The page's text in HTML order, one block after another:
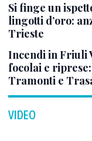
Si finge un
lingotti d’oro:
Trieste
Incendi in Friuli
focolai e
Tramonti e
VIDEO